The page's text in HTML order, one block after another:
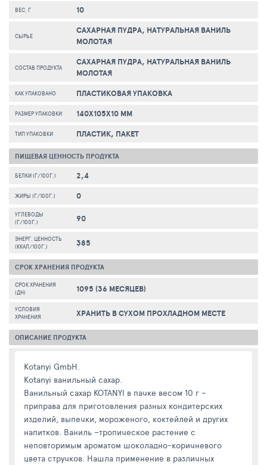
ВЕС, Г 10
СЫРЬЕ
САХАРНАЯ ПУДРА, НАТУРАЛЬНАЯ ВАНИЛЬ
МОЛОТАЯ
СОСТАВ ПРОДУКТА
САХАРНАЯ ПУДРА, НАТУРАЛЬНАЯ ВАНИЛЬ
МОЛОТАЯ
КАК УПАКОВАНО ПЛАСТИКОВАЯ УПАКОВКА
РАЗМЕР УПАКОВКИ 140X105X10 ММ
ТИП УПАКОВКИ ПЛАСТИК, ПАКЕТ
ПИЩЕВАЯ ЦЕННОСТЬ ПРОДУКТА
БЕЛКИ (Г/100Г.) 2,4
ЖИРЫ (Г/100Г.) 0
УГЛЕВОДЫ
(Г/100Г.)
90
ЭНЕРГ. ЦЕННОСТЬ
(ККАЛ/100Г.)
385
СРОК ХРАНЕНИЯ ПРОДУКТА
СРОК ХРАНЕНИЯ
(ДН)
1095 (36 МЕСЯЦЕВ)
УСЛОВИЯ
ХРАНЕНИЯ
ХРАНИТЬ В СУХОМ ПРОХЛАДНОМ МЕСТЕ
ОПИСАНИЕ ПРОДУКТА
Kotanyi GmbH.
Kotanyi ванильный сахар.
Ванильный сахар KOTANYI в пачке весом 10 г –
приправа для приготовления разных кондитерских
изделий, выпечки, мороженого, коктейлей и других
напитков. Ваниль –тропическое растение с
неповторимым ароматом шоколадно-коричневого
цвета стручков. Нашла применение в различных